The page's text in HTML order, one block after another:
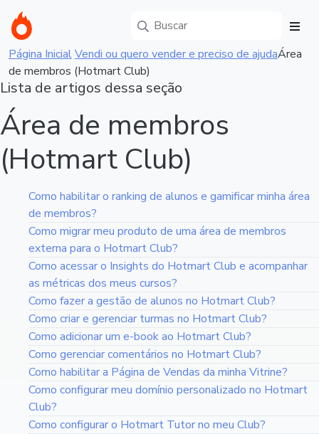
Página InicialVendi ou quero vender e preciso de ajudaÁrea
de membros (Hotmart Club)
Lista de artigos dessa seção
Área de membros
(Hotmart Club)
Como habilitar o ranking de alunos e gamificar minha área
de membros?
Como migrar meu produto de uma área de membros
externa para o Hotmart Club?
Como acessar o Insights do Hotmart Club e acompanhar
as métricas dos meus cursos?
Como fazer a gestão de alunos no Hotmart Club?
Como criar e gerenciar turmas no Hotmart Club?
Como adicionar um e-book ao Hotmart Club?
Como gerenciar comentários no Hotmart Club?
Como habilitar a Página de Vendas da minha Vitrine?
Como configurar meu domínio personalizado no Hotmart
Club?
Como configurar o Hotmart Tutor no meu Club?